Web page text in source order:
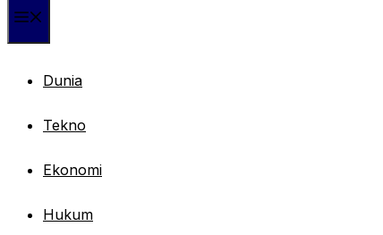
Dunia
Tekno
Ekonomi
Hukum